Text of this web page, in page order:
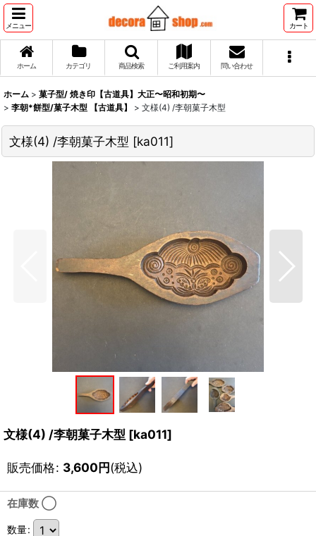
メニュー カート
ホーム カテゴリ 商品検索 ご利用案内 問い合わせ
ホーム > 菓子型/ 焼き印【古道具】大正〜昭和初期〜
> 李朝*餅型/菓子木型 【古道具】 > 文様(4) /李朝菓子木型
文様(4) /李朝菓子木型 [ka011]
文様(4) /李朝菓子木型 [ka011]
販売価格: 3,600円(税込)
在庫数 ◯
数量: